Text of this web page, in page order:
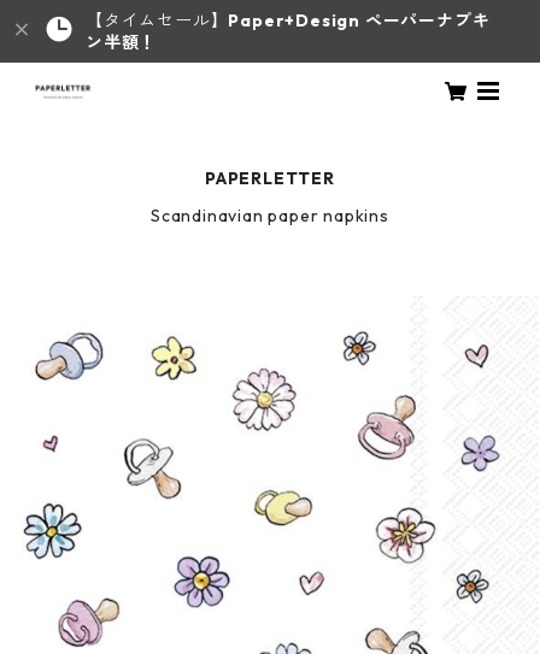
【タイムセール】 Paper+Design ペーパーナプキ
ン半額！
PAPERLETTER
Scandinavian paper napkins